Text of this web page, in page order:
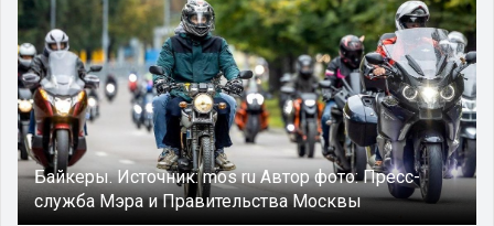
Байкеры.Источник:mos ruАвтор фото:Пресс-
служба Мэра и Правительства Москвы